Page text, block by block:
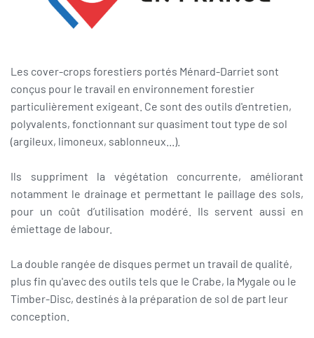
Les cover-crops forestiers portés Ménard-Darriet sont
conçus pour le travail en environnement forestier
particulièrement exigeant. Ce sont des outils d'entretien,
polyvalents, fonctionnant sur quasiment tout type de sol
(argileux, limoneux, sablonneux...).
Ils suppriment la végétation concurrente, améliorant
notamment le drainage et permettant le paillage des sols,
pour un coût d’utilisation modéré. Ils servent aussi en
émiettage de labour.
La double rangée de disques permet un travail de qualité,
plus fin qu'avec des outils tels que le Crabe, la Mygale ou le
Timber-Disc, destinés à la préparation de sol de part leur
conception.